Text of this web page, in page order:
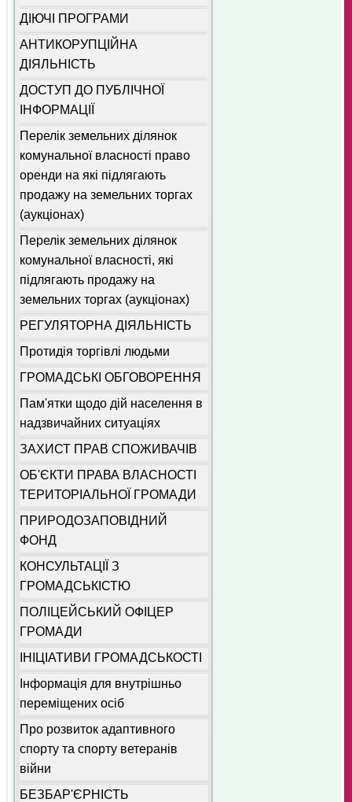
ДІЮЧІ ПРОГРАМИ
АНТИКОРУПЦІЙНА
ДІЯЛЬНІСТЬ
ДОСТУП ДО ПУБЛІЧНОЇ
ІНФОРМАЦІЇ
Перелік земельних ділянок
комунальної власності право
оренди на які підлягають
продажу на земельних торгах
(аукціонах)
Перелік земельних ділянок
комунальної власності, які
підлягають продажу на
земельних торгах (аукціонах)
РЕГУЛЯТОРНА ДІЯЛЬНІСТЬ
Протидія торгівлі людьми
ГРОМАДСЬКІ ОБГОВОРЕННЯ
Пам'ятки щодо дій населення в
надзвичайних ситуаціях
ЗАХИСТ ПРАВ СПОЖИВАЧІВ
ОБ'ЄКТИ ПРАВА ВЛАСНОСТІ
ТЕРИТОРІАЛЬНОЇ ГРОМАДИ
ПРИРОДОЗАПОВІДНИЙ
ФОНД
КОНСУЛЬТАЦІЇ З
ГРОМАДСЬКІСТЮ
ПОЛІЦЕЙСЬКИЙ ОФІЦЕР
ГРОМАДИ
ІНІЦІАТИВИ ГРОМАДСЬКОСТІ
Інформація для внутрішньо
переміщених осіб
Про розвиток адаптивного
спорту та спорту ветеранів
війни
БЕЗБАР'ЄРНІСТЬ